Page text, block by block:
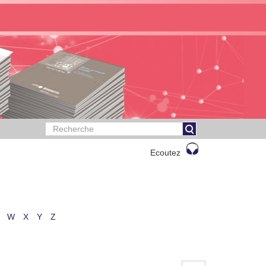
Ecoutez
W X Y Z